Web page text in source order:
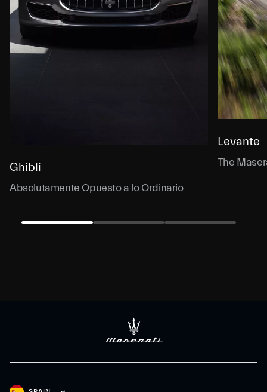
Ghibli
Absolutamente Opuesto a lo Ordinario
Levante
The